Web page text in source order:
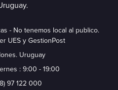
- No tenemos local al publico.
UES y GestionPost
Uruguay
: 9:00 - 19:00
97 122 000